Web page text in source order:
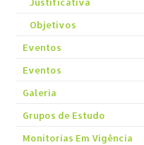
Objetivos
Eventos
Eventos
Galeria
Grupos de Estudo
Monitorias Em Vigência